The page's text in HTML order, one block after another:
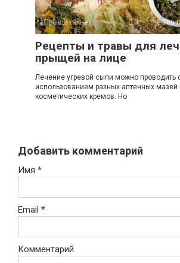
Прыщи (акне) 0 2 260
Рецепты и травы для
прыщей на лице
Лечение угревой сыпи можно проводить
использованием разных аптечных мазей
косметических кремов. Но
Добавить комментарий
Имя *
Email *
Комментарий